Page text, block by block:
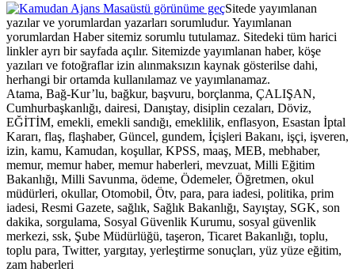
Masaüstü görünüme geçSitede yayımlanan
yazılar ve yorumlardan yazarları sorumludur. Yayımlanan
yorumlardan Haber sitemiz sorumlu tutulamaz. Sitedeki tüm harici
linkler ayrı bir sayfada açılır. Sitemizde yayımlanan haber, köşe
yazıları ve fotoğraflar izin alınmaksızın kaynak gösterilse dahi,
herhangi bir ortamda kullanılamaz ve yayımlanamaz.
Atama, Bağ-Kur’lu, bağkur, başvuru, borçlanma, ÇALIŞAN,
Cumhurbaşkanlığı, dairesi, Danıştay, disiplin cezaları, Döviz,
EĞİTİM, emekli, emekli sandığı, emeklilik, enflasyon, Esastan İptal
Kararı, flaş, flaşhaber, Güncel, gundem, İçişleri Bakanı, işçi, işveren,
izin, kamu, Kamudan, koşullar, KPSS, maaş, MEB, mebhaber,
memur, memur haber, memur haberleri, mevzuat, Milli Eğitim
Bakanlığı, Milli Savunma, ödeme, Ödemeler, Öğretmen, okul
müdürleri, okullar, Otomobil, Ötv, para, para iadesi, politika, prim
iadesi, Resmi Gazete, sağlık, Sağlık Bakanlığı, Sayıştay, SGK, son
dakika, sorgulama, Sosyal Güvenlik Kurumu, sosyal güvenlik
merkezi, ssk, Şube Müdürlüğü, taşeron, Ticaret Bakanlığı, toplu,
toplu para, Twitter, yargıtay, yerleştirme sonuçları, yüz yüze eğitim,
zam haberleri